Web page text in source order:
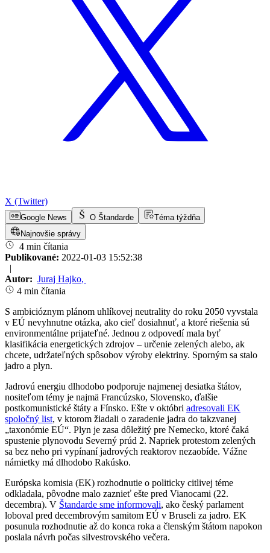
X (Twitter)
Google News O Štandarde
Téma týždňa
Najnovšie správy
4 min čítania
Publikované: 2022-01-03 15:52:38
|
Autor: Juraj Hajko,
4 min čítania
S ambicióznym plánom uhlíkovej neutrality do roku 2050 vyvstala
v EÚ nevyhnutne otázka, ako cieľ dosiahnuť, a ktoré riešenia sú
environmentálne prijateľné. Jednou z odpovedí mala byť
klasifikácia energetických zdrojov – určenie zelených alebo, ak
chcete, udržateľných spôsobov výroby elektriny. Sporným sa stalo
jadro a plyn.
Jadrovú energiu dlhodobo podporuje najmenej desiatka štátov,
nositeľom témy je najmä Francúzsko, Slovensko, ďalšie
postkomunistické štáty a Fínsko. Ešte v októbri adresovali EK
spoločný list, v ktorom žiadali o zaradenie jadra do takzvanej
„taxonómie EÚ“. Plyn je zasa dôležitý pre Nemecko, ktoré čaká
spustenie plynovodu Severný prúd 2. Napriek protestom zelených
sa bez neho pri vypínaní jadrových reaktorov nezaobíde. Vážne
námietky má dlhodobo Rakúsko.
Európska komisia (EK) rozhodnutie o politicky citlivej téme
odkladala, pôvodne malo zaznieť ešte pred Vianocami (22.
decembra). V Štandarde sme informovali, ako český parlament
loboval pred decembrovým samitom EÚ v Bruseli za jadro. EK
posunula rozhodnutie až do konca roka a členským štátom napokon
poslala návrh počas silvestrovského večera.